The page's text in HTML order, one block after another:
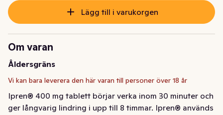
Lägg till i varukorgen
Om varan
Åldersgräns
Vi kan bara leverera den här varan till personer över 18 år
Ipren® 400 mg tablett börjar verka inom 30 minuter och
ger långvarig lindring i upp till 8 timmar. Ipren® används